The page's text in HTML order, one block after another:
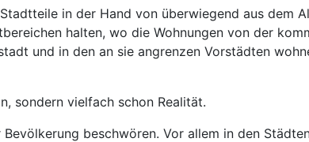
in der Hand von überwiegend aus dem
halten, wo die Wohnungen von der
und in den an sie angrenzen Vorstädten
sondern vielfach schon Realität.
beschwören. Vor allem in den